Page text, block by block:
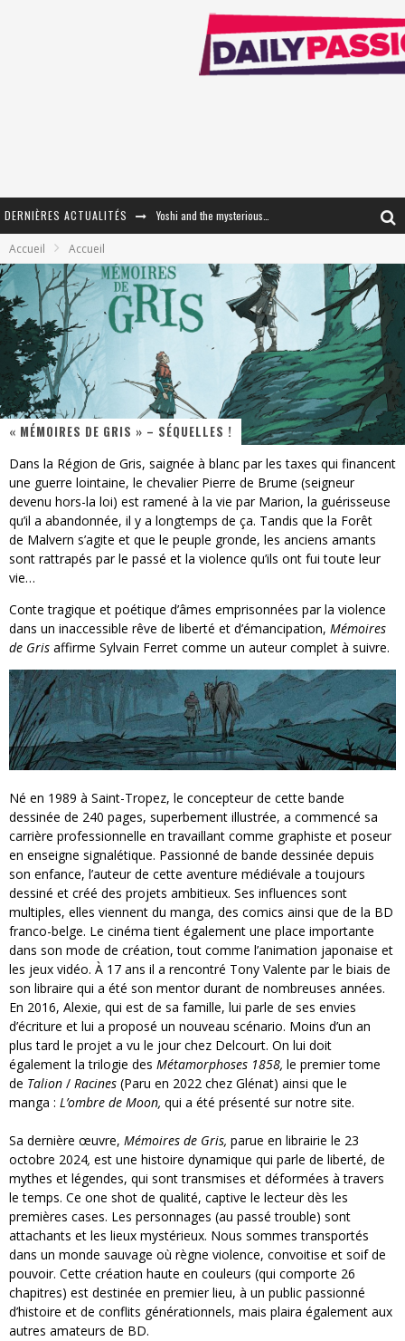
DERNIÈRES ACTUALITÉS
« The Broken Ring / This Mariage Will Fail Anyway » (Tome 2) – Préparer sa vengeance…
« Mon Village Révolté » - Combattre un Projet !
« Le Béton et le Bambou / Propositions pour Mayotte et le Monde. » - Améliorations !
Star Fox
PsyRiver 2026 : la magie revient sur les rives de l’Aar
« MOFUSAND / Parler Japonais » – Des Expressions Pratiques !
« Dr Wertham / L’homme qui étudia les tueurs en série » - Un Métier à Risque !
Assassin's Creed Black Flag Resynced
Splatoon Raiders
Accueil Accueil
« MÉMOIRES DE GRIS » – SÉQUELLES !
Dans la Région de Gris, saignée à blanc par les taxes qui financent
une guerre lointaine, le chevalier Pierre de Brume (seigneur
devenu hors-la loi) est ramené à la vie par Marion, la guérisseuse
qu’il a abandonnée, il y a longtemps de ça. Tandis que la Forêt
de Malvern s’agite et que le peuple gronde, les anciens amants
sont rattrapés par le passé et la violence qu’ils ont fui toute leur
vie…
Conte tragique et poétique d’âmes emprisonnées par la violence
dans un inaccessible rêve de liberté et d’émancipation, Mémoires
de Gris affirme Sylvain Ferret comme un auteur complet à suivre.
Né en 1989 à Saint-Tropez, le concepteur de cette bande
dessinée de 240 pages, superbement illustrée, a commencé sa
carrière professionnelle en travaillant comme graphiste et poseur
en enseigne signalétique. Passionné de bande dessinée depuis
son enfance, l’auteur de cette aventure médiévale a toujours
dessiné et créé des projets ambitieux. Ses influences sont
multiples, elles viennent du manga, des comics ainsi que de la BD
franco-belge. Le cinéma tient également une place importante
dans son mode de création, tout comme l’animation japonaise et
les jeux vidéo. À 17 ans il a rencontré Tony Valente par le biais de
son libraire qui a été son mentor durant de nombreuses années.
En 2016, Alexie, qui est de sa famille, lui parle de ses envies
d’écriture et lui a proposé un nouveau scénario. Moins d’un an
plus tard le projet a vu le jour chez Delcourt. On lui doit
également la trilogie des Métamorphoses 1858, le premier tome
de Talion / Racines (Paru en 2022 chez Glénat) ainsi que le
manga : L’ombre de Moon, qui a été présenté sur notre site.
Sa dernière œuvre, Mémoires de Gris, parue en librairie le 23
octobre 2024, est une histoire dynamique qui parle de liberté, de
mythes et légendes, qui sont transmises et déformées à travers
le temps. Ce one shot de qualité, captive le lecteur dès les
premières cases. Les personnages (au passé trouble) sont
attachants et les lieux mystérieux. Nous sommes transportés
dans un monde sauvage où règne violence, convoitise et soif de
pouvoir. Cette création haute en couleurs (qui comporte 26
chapitres) est destinée en premier lieu, à un public passionné
d’histoire et de conflits générationnels, mais plaira également aux
autres amateurs de BD.